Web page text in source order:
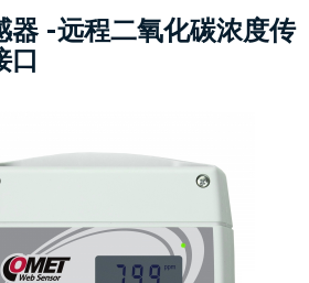
器 -远程二氧化碳浓度传
口